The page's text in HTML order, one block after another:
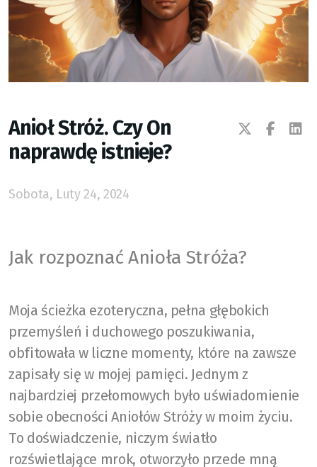
Anioł Stróż. Czy On
naprawdę istnieje?
Sobota, Luty 24, 2024
Jak rozpoznać Anioła Stróża?
Moja ścieżka ezoteryczna, pełna głębokich
przemyśleń i duchowego poszukiwania,
obfitowała w liczne momenty, które na zawsze
zapisały się w mojej pamięci. Jednym z
najbardziej przełomowych było uświadomienie
sobie obecności Aniołów Stróży w moim życiu.
To doświadczenie, niczym światło
rozświetlające mrok, otworzyło przede mną